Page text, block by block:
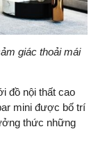
giác thoải mái
đồ nội thất cao
mini được bố trí
thức những